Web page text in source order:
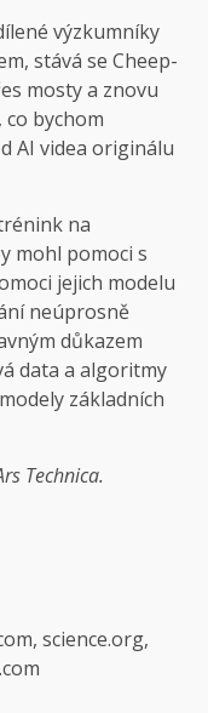
výzkumníky
stává se Cheep-
mosty a znovu
bychom
AI videa originálu
na
mohl pomoci s
jejich modelu
neúprosně
důkazem
data a algoritmy
základních
Technica.
science.org,